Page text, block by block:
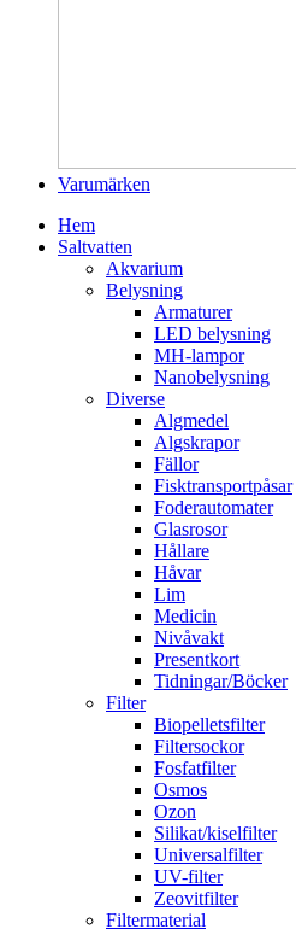
Varumärken
Hem
Saltvatten
Akvarium
Belysning
Armaturer
LED belysning
MH-lampor
Nanobelysning
Diverse
Algmedel
Algskrapor
Fällor
Fisktransportpåsar
Foderautomater
Glasrosor
Hållare
Håvar
Lim
Medicin
Nivåvakt
Presentkort
Tidningar/Böcker
Filter
Biopelletsfilter
Filtersockor
Fosfatfilter
Osmos
Ozon
Silikat/kiselfilter
Universalfilter
UV-filter
Zeovitfilter
Filtermaterial